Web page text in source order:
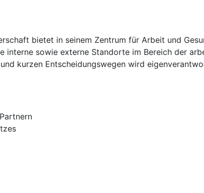
bietet in seinem Zentrum für Arbeit und
sowie externe Standorte im Bereich der
kurzen Entscheidungswegen wird